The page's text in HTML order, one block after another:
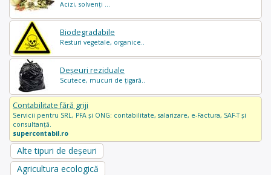
Acizi, solvenți ...
Biodegradabile
Resturi vegetale, organice..
Deșeuri reziduale
Scutece, mucuri de țigară..
Contabilitate fără griji
Servicii pentru SRL, PFA și ONG: contabilitate, salarizare, e-Factura, SAF-T și
consultanță.
supercontabil.ro
Alte tipuri de deșeuri
Agricultura ecologică